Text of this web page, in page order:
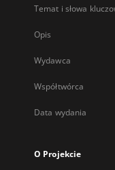
Temat i słowa
Opis
Wydawca
Współtwórca
Data wydania
O Projekcie